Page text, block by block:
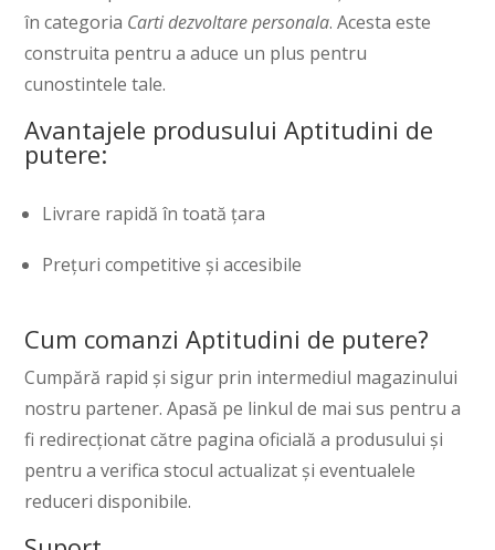
în categoria Carti dezvoltare personala. Acesta este
construita pentru a aduce un plus pentru
cunostintele tale.
Avantajele produsului Aptitudini de
putere:
Livrare rapidă în toată țara
Prețuri competitive și accesibile
Cum comanzi Aptitudini de putere?
Cumpără rapid și sigur prin intermediul magazinului
nostru partener. Apasă pe linkul de mai sus pentru a
fi redirecționat către pagina oficială a produsului și
pentru a verifica stocul actualizat și eventualele
reduceri disponibile.